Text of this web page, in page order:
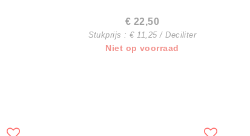
€ 22,50
Stukprijs : € 11,25 / Deciliter
Niet op voorraad